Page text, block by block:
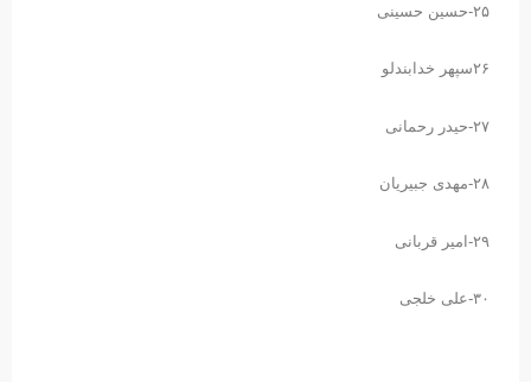
۲۵-حسین حسینی
۲۶سپهر خدابندلو
۲۷-حیدر رحمانی
۲۸-مهدی جبیریان
۲۹-امیر قربانی
۳۰-علی خلجی